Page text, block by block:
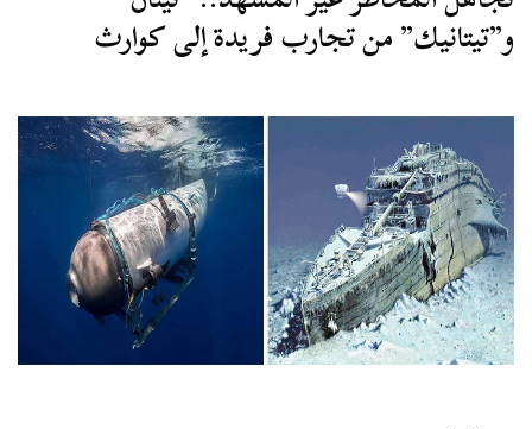
و”تيتانيك” من تجارب فريدة إلى كوارث